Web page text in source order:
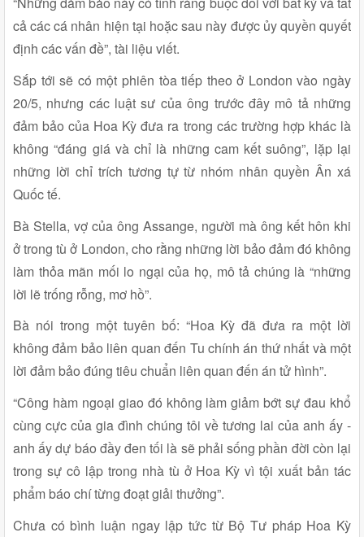
cả các cá nhân hiện tại hoặc sau này được ủy quyền quyết
định các vấn đề”, tài liệu viết.
Sắp tới sẽ có một phiên tòa tiếp theo ở London vào ngày
20/5, nhưng các luật sư của ông trước đây mô tả những
đảm bảo của Hoa Kỳ đưa ra trong các trường hợp khác là
không “đáng giá và chỉ là những cam kết suông”, lặp lại
những lời chỉ trích tương tự từ nhóm nhân quyền Ân xá
Quốc tế.
Bà Stella, vợ của ông Assange, người mà ông kết hôn khi
ở trong tù ở London, cho rằng những lời bảo đảm đó không
làm thỏa mãn mối lo ngại của họ, mô tả chúng là “những
lời lẽ trống rỗng, mơ hồ”.
Bà nói trong một tuyên bố: “Hoa Kỳ đã đưa ra một lời
không đảm bảo liên quan đến Tu chính án thứ nhất và một
lời đảm bảo đúng tiêu chuẩn liên quan đến án tử hình”.
“Công hàm ngoại giao đó không làm giảm bớt sự đau khổ
cùng cực của gia đình chúng tôi về tương lai của anh ấy -
anh ấy dự báo đầy đen tối là sẽ phải sống phần đời còn lại
trong sự cô lập trong nhà tù ở Hoa Kỳ vì tội xuất bản tác
phẩm báo chí từng đoạt giải thưởng”.
Chưa có bình luận ngay lập tức từ Bộ Tư pháp Hoa Kỳ